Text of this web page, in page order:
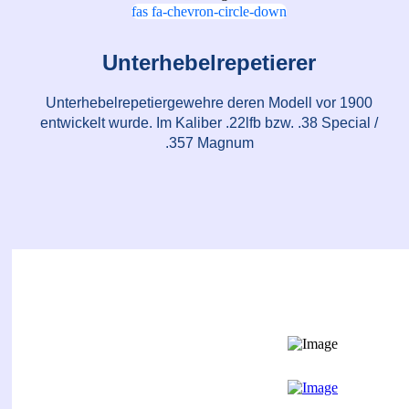
fas fa-chevron-circle-down
Unterhebelrepetierer
Unterhebelrepetiergewehre deren Modell vor 1900
entwickelt wurde. Im Kaliber .22lfb bzw. .38 Special /
.357 Magnum